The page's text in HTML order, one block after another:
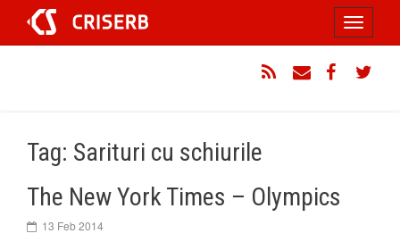
conținut
Toggle
Tag: Sarituri cu schiurile
The New York Times – Olympics
13 Feb 2014